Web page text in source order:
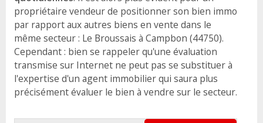
propriétaire vendeur de positionner son bien immo
par rapport aux autres biens en vente dans le
même secteur : Le Broussais à Campbon (44750).
Cependant : bien se rappeler qu'une évaluation
transmise sur Internet ne peut pas se substituer à
l'expertise d'un agent immobilier qui saura plus
précisément évaluer le bien à vendre sur le secteur.